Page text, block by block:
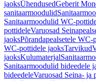
jaoksÜhendusedGeberit
sanitaarmoodulid
Sanitaarmoodulid WC-
pottideleVaruosad
jaoksPõrandapealsetele WC-
WC-pottidele jaoksTarvikud
jaoksKulumaterjal
Sanitaarmoodulid bideedele
bideedeleVaruosad Seina- ja